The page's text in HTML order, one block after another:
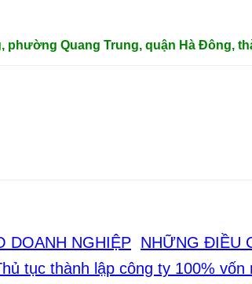
Quang Trung, quận Hà Đông,
NHỮNG ĐIỀU
tục thành lập công ty 100% vốn